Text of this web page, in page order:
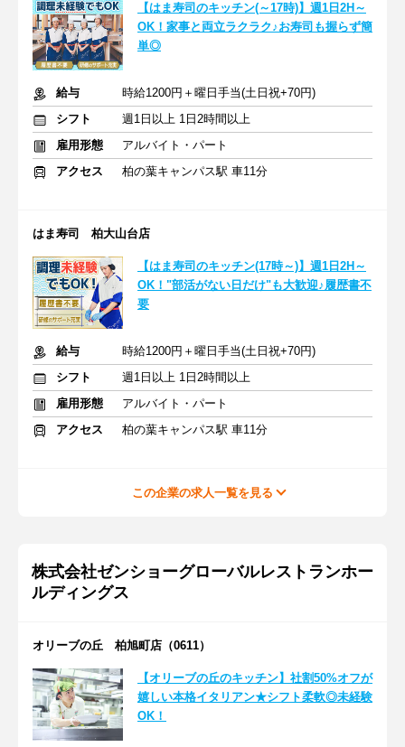
【はま寿司のキッチン(～17時)】週1日2H～
OK！家事と両立ラクラク♪お寿司も握らず簡
単◎
給与
時給1200円＋曜日手当(土日祝+70円)
シフト
週1日以上 1日2時間以上
雇用形態
アルバイト・パート
アクセス
柏の葉キャンパス駅 車11分
はま寿司 柏大山台店
【はま寿司のキッチン(17時～)】週1日2H～
OK！"部活がない日だけ"も大歓迎♪履歴書不
要
給与
時給1200円＋曜日手当(土日祝+70円)
シフト
週1日以上 1日2時間以上
雇用形態
アルバイト・パート
アクセス
柏の葉キャンパス駅 車11分
この企業の求人一覧を見る
株式会社ゼンショーグローバルレストランホー
ルディングス
オリーブの丘 柏旭町店（0611）
【オリーブの丘のキッチン】社割50%オフが
嬉しい本格イタリアン★シフト柔軟◎未経験
OK！